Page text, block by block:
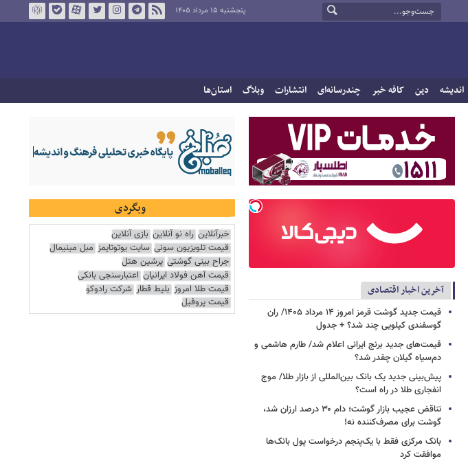
پنجشنبه ۱۵ مرداد ۱۴۰۵
اندیشه دین کافه خبر چندرسانه‌ای انتشارات وبلاگ استان‌ها
آخرین اخبار اقتصادی
قیمت جدید گوشت قرمز امروز ۱۴ مرداد ۱۴۰۵/ ران
گوسفندی کیلویی چند شد؟ + جدول
قیمت‌های جدید برنج ایرانی اعلام شد/ طارم هاشمی و
دم‌سیاه گیلان چقدر شد؟
پیش‌بینی جدید یک بانک بین‌المللی از بازار طلا/ موج
انفجاری طلا در راه است؟
تناقض عجیب بازار گوشت؛ دام ۳۰ درصد ارزان شد،
گوشت برای مصرف‌کننده نه!
بانک مرکزی فقط با یک‌‎پنجم درخواست پول بانک‌ها
موافقت کرد
وبگردی
خبرآنلاین راه نو آنلاین بازی آنلاین
قیمت تلویزیون سونی سایت یوتوتایمز مبل مینیمال
جراح بینی گوشتی پرشین هتل
قیمت آهن فولاد ایرانیان اعتبارسنجی بانکی
قیمت طلا امروز بلیط قطار شرکت رادوکو
قیمت پروفیل